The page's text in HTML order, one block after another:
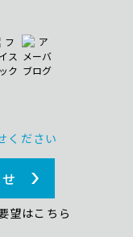
ください
望はこちら